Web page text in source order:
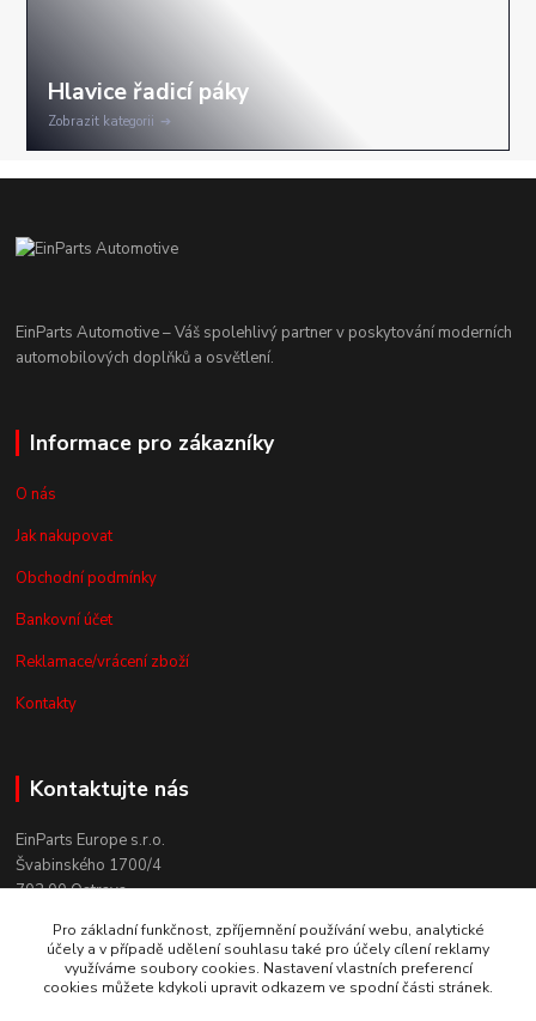
Zobrazit kategorii
EinParts Automotive – Váš spolehlivý partner v poskytování moderních
automobilových doplňků a osvětlení.
Informace pro zákazníky
O nás
Jak nakupovat
Obchodní podmínky
Bankovní účet
Reklamace/vrácení zboží
Kontakty
Kontaktujte nás
EinParts Europe s.r.o.
Švabinského 1700/4
702 00 Ostrava
+420 558 080 004
(po. - pá. 9:00-13:00)
obchod@einparts.cz
Pro základní funkčnost, zpříjemnění používání webu, analytické
účely a v případě udělení souhlasu také pro účely cílení reklamy
využíváme soubory cookies. Nastavení vlastních preferencí
cookies můžete kdykoli upravit odkazem ve spodní části stránek.